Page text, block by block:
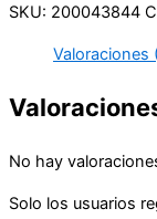
SKU: 200043844
Valoraciones
No hay
Solo los usuarios